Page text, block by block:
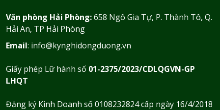
Văn phòng Hải Phòng:658 Ngô Gia Tự, P. Thành Tô, Q.
Hải An, TP Hải Phòng
Email: info@kynghidongduong.vn
Giấy phép Lữ hành số 01-2375/2023/CDLQGVN-GP
LHQT
Đăng ký Kinh Doanh số 0108232824 cấp ngày 16/4/2018